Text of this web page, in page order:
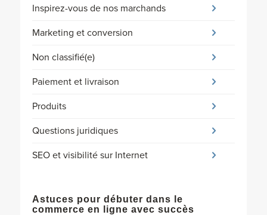
Inspirez-vous de nos marchands
Marketing et conversion
Non classifié(e)
Paiement et livraison
Produits
Questions juridiques
SEO et visibilité sur Internet
Astuces pour débuter dans le
commerce en ligne avec succès